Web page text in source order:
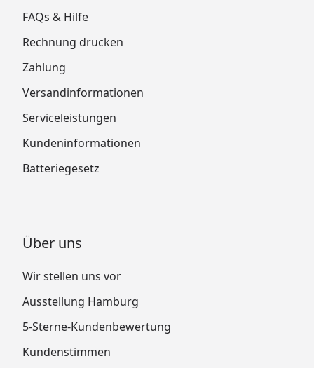
FAQs & Hilfe
Rechnung drucken
Zahlung
Versandinformationen
Serviceleistungen
Kundeninformationen
Batteriegesetz
Über uns
Wir stellen uns vor
Ausstellung Hamburg
5-Sterne-Kundenbewertung
Kundenstimmen